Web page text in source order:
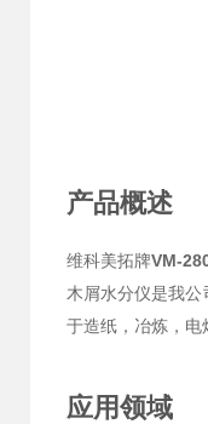
产品概述
维科美拓牌VM-
木屑水分仪是我
于造纸，冶炼，电
应用领域